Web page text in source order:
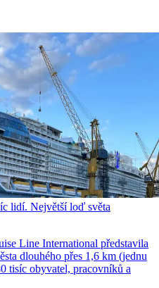
lidí. Největší loď světa
Line International představila
dlouhého přes 1,6 km (jednu
tisíc obyvatel, pracovníků a